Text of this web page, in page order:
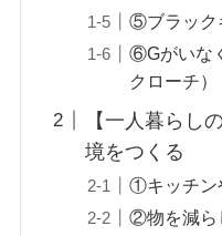
⑤ブラック
⑥Gがいな
クローチ）
【一人暮らし
境をつくる
①キッチン
②物を減ら